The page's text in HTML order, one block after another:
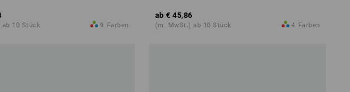
10 Stück 9 Farben
ab € 45,86
(m. MwSt.) ab 10 Stück 4 Farben